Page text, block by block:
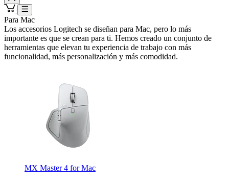
Para Mac
Los accesorios Logitech se diseñan para Mac, pero lo más
importante es que se crean para ti. Hemos creado un conjunto de
herramientas que elevan tu experiencia de trabajo con más
funcionalidad, más personalización y más comodidad.
MX Master 4 for Mac